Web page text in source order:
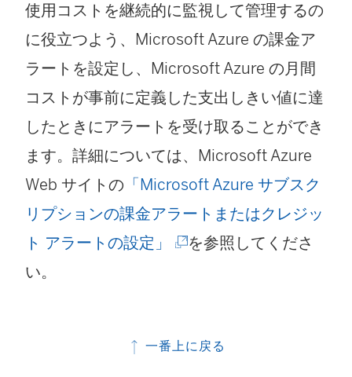
ド
ウ
で
リ
ン
ク
が
開
く
ィ
ン
ド
ウ
で
リ
ン
ク
い
ウ
ィ
ン
ド
ウ
で
リ
ン
使用コストを継続的に監視して管理するの
に役立つよう、Microsoft Azure の課金ア
ラートを設定し、Microsoft Azure の月間
コストが事前に定義した支出しきい値に達
したときにアラートを受け取ることができ
ます。詳細については、Microsoft Azure
Web サイトの 「Microsoft Azure サブスク
リプションの課金アラートまたはクレジッ
ト アラートの設定」
(
を参照してくださ
い。
一番上に戻る